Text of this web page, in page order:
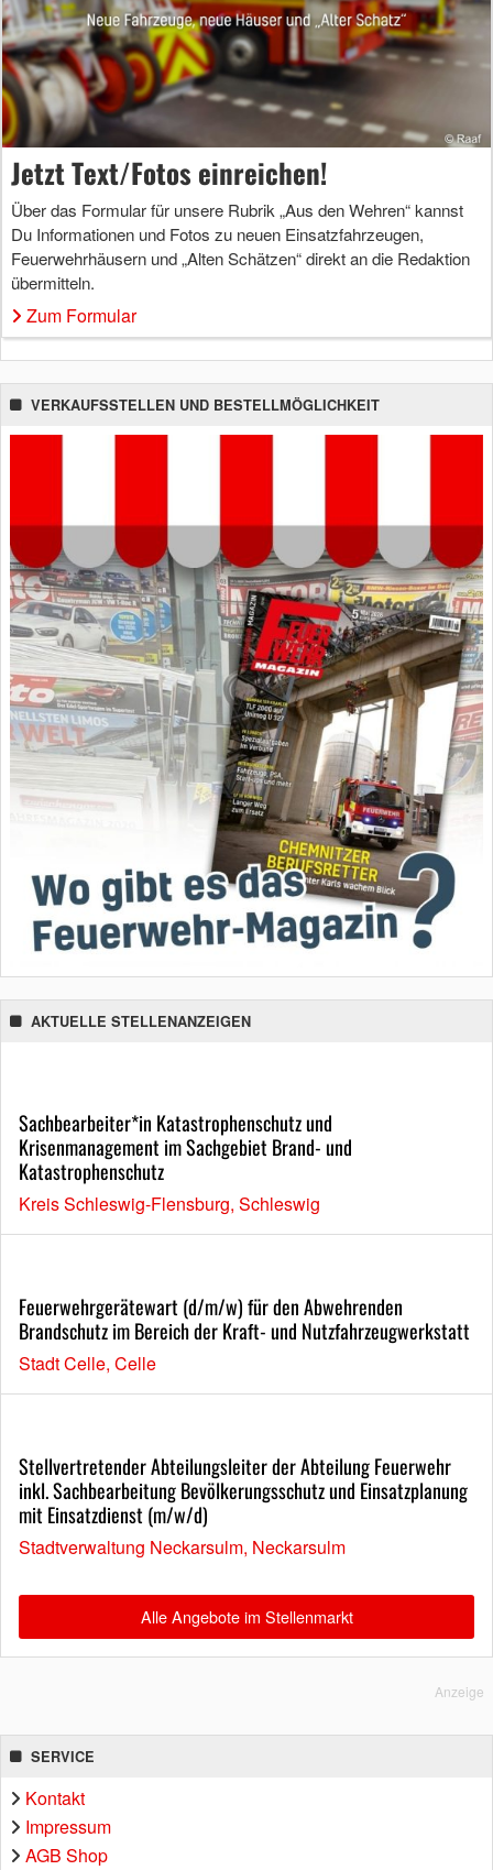
Jetzt Text/Fotos einreichen!
Über das Formular für unsere Rubrik „Aus den Wehren“ kannst
Du Informationen und Fotos zu neuen Einsatzfahrzeugen,
Feuerwehrhäusern und „Alten Schätzen“ direkt an die Redaktion
übermitteln.
Zum Formular
VERKAUFSSTELLEN UND BESTELLMÖGLICHKEIT
AKTUELLE STELLENANZEIGEN
Sachbearbeiter*in Katastrophenschutz und
Krisenmanagement im Sachgebiet Brand- und
Katastrophenschutz
Kreis Schleswig-Flensburg, Schleswig
Feuerwehrgerätewart (d/m/w) für den Abwehrenden
Brandschutz im Bereich der Kraft- und Nutzfahrzeugwerkstatt
Stadt Celle, Celle
Stellvertretender Abteilungsleiter der Abteilung Feuerwehr
inkl. Sachbearbeitung Bevölkerungsschutz und Einsatzplanung
mit Einsatzdienst (m/w/d)
Stadtverwaltung Neckarsulm, Neckarsulm
Alle Angebote im Stellenmarkt
Anzeige
SERVICE
Kontakt
Impressum
AGB Shop